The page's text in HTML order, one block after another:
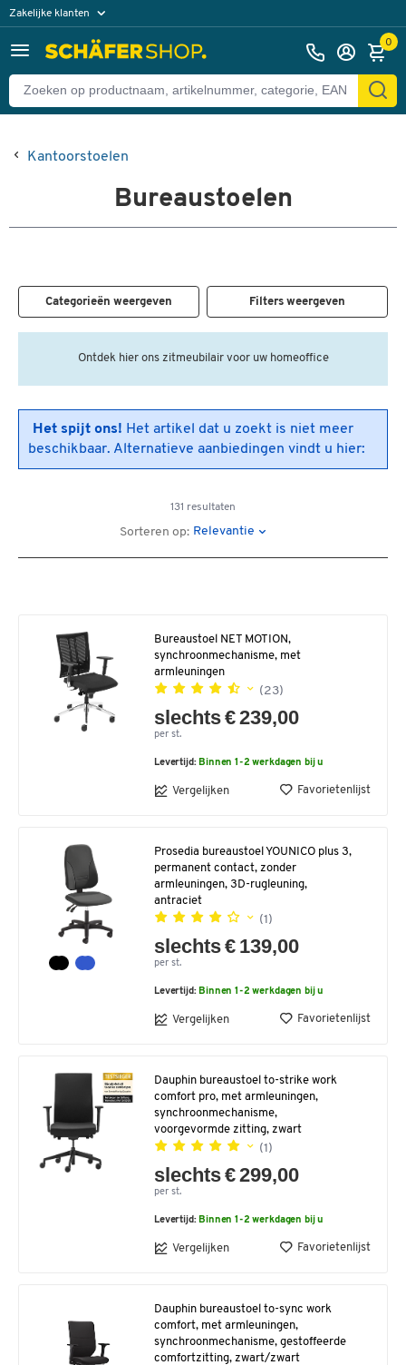
Zakelijke klanten
Particuliere klanten 0
Kantoorstoelen
Bureaustoelen
Categorieën weergeven Filters weergeven
Ontdek hier ons zitmeubilair voor uw homeoffice
Het spijt ons! Het artikel dat u zoekt is niet meer
beschikbaar. Alternatieve aanbiedingen vindt u hier:
131 resultaten
Sorteren op: Relevantie
Bureaustoel NET MOTION,
synchroonmechanisme, met
armleuningen
(23)
slechts € 239,00
per st.
Levertijd: Binnen 1-2 werkdagen bij u
Vergelijken Favorietenlijst
Prosedia bureaustoel YOUNICO plus 3,
permanent contact, zonder
armleuningen, 3D-rugleuning,
antraciet
(1)
slechts € 139,00
per st.
Levertijd: Binnen 1-2 werkdagen bij u
Vergelijken Favorietenlijst
Dauphin bureaustoel to-strike work
comfort pro, met armleuningen,
synchroonmechanisme,
voorgevormde zitting, zwart
(1)
slechts € 299,00
per st.
Levertijd: Binnen 1-2 werkdagen bij u
Vergelijken Favorietenlijst
Dauphin bureaustoel to-sync work
comfort, met armleuningen,
synchroonmechanisme, gestoffeerde
comfortzitting, zwart/zwart